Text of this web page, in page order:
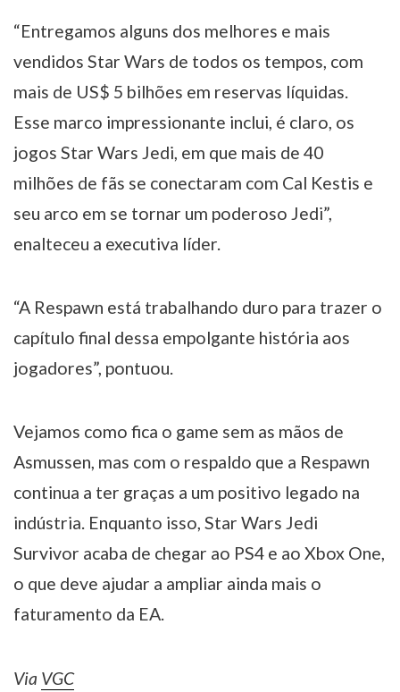
“Entregamos alguns dos melhores e mais
vendidos Star Wars de todos os tempos, com
mais de US$ 5 bilhões em reservas líquidas.
Esse marco impressionante inclui, é claro, os
jogos Star Wars Jedi, em que mais de 40
milhões de fãs se conectaram com Cal Kestis e
seu arco em se tornar um poderoso Jedi”,
enalteceu a executiva líder.
“A Respawn está trabalhando duro para trazer o
capítulo final dessa empolgante história aos
jogadores”, pontuou.
Vejamos como fica o game sem as mãos de
Asmussen, mas com o respaldo que a Respawn
continua a ter graças a um positivo legado na
indústria. Enquanto isso, Star Wars Jedi
Survivor acaba de chegar ao PS4 e ao Xbox One,
o que deve ajudar a ampliar ainda mais o
faturamento da EA.
Via VGC